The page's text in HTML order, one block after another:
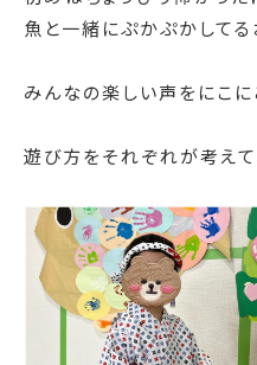
魚と一緒にぷかぷかして
みんなの楽しい声をにこに
遊び方をそれぞれが考え